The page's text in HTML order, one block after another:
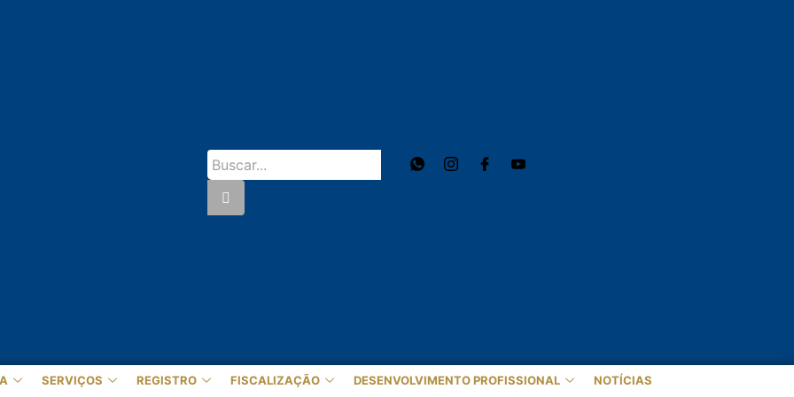
SERVIÇOS REGISTRO FISCALIZAÇÃO DESENVOLVIMENTO PROFISSIONAL NOTÍCIAS